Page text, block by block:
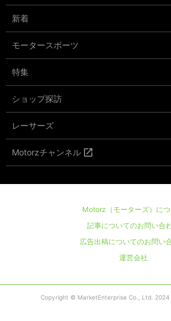
新着
モータースポーツ
特集
ショップ探訪
レーサーズ
Motorzチャンネル
Motorz（モーターズ）に
記事についてのお問い合
広告出稿についてのお問い
運営会社
Copyright © MarketEnterprise Co., Ltd. 2024